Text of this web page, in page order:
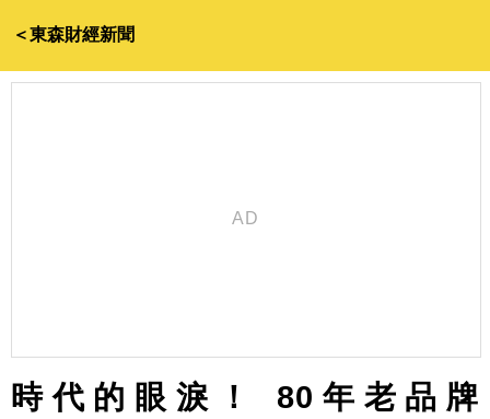
＜東森財經新聞
時代的眼淚！ 80年老品牌